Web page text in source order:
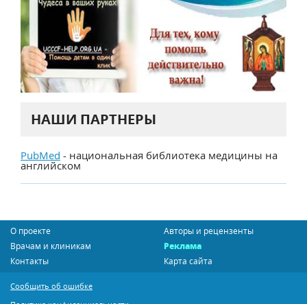
НАШИ ПАРТНЕРЫ
PubMed - национальная библиотека медицины на
английском
О проекте
Авторы и рецензенты
Врачам и клиникам
Реклама
Контакты
Карта сайта
Сообщить об ошибке